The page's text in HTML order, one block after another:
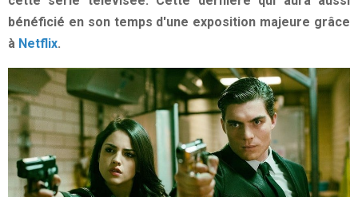
bénéficié en son temps d'une exposition majeure grâce
à Netflix.